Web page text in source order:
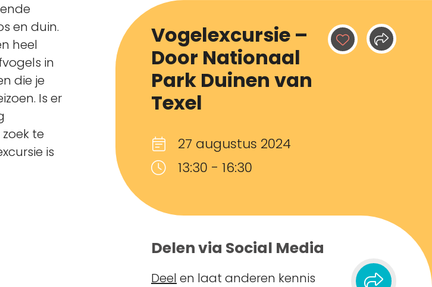
Vogelexcursie –
Door Nationaal
Park Duinen van
Texel
27 augustus 2024
13:30 - 16:30
Delen via Social Media
Deel en laat anderen kennis
en duin.
heel
in
die je
Is er
te
is